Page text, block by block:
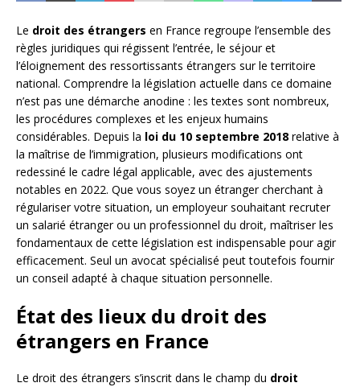
Le droit des étrangers en France regroupe l’ensemble des
règles juridiques qui régissent l’entrée, le séjour et
l’éloignement des ressortissants étrangers sur le territoire
national. Comprendre la législation actuelle dans ce domaine
n’est pas une démarche anodine : les textes sont nombreux,
les procédures complexes et les enjeux humains
considérables. Depuis la loi du 10 septembre 2018 relative à
la maîtrise de l’immigration, plusieurs modifications ont
redessiné le cadre légal applicable, avec des ajustements
notables en 2022. Que vous soyez un étranger cherchant à
régulariser votre situation, un employeur souhaitant recruter
un salarié étranger ou un professionnel du droit, maîtriser les
fondamentaux de cette législation est indispensable pour agir
efficacement. Seul un avocat spécialisé peut toutefois fournir
un conseil adapté à chaque situation personnelle.
État des lieux du droit des
étrangers en France
Le droit des étrangers s’inscrit dans le champ du droit